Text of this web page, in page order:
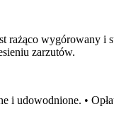
rażąco wygórowany i
zarzutów.
i udowodnione. •